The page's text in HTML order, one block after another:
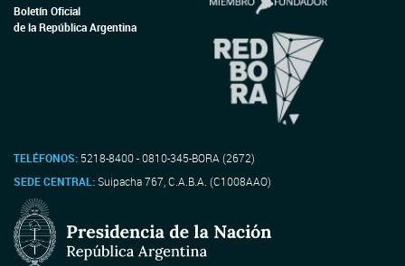
Boletín Oficial
de la República Argentina
TELÉFONOS: 5218-8400 - 0810-345-BORA (2672)
SEDE CENTRAL:Suipacha 767, C.A.B.A. (C1008AAO)